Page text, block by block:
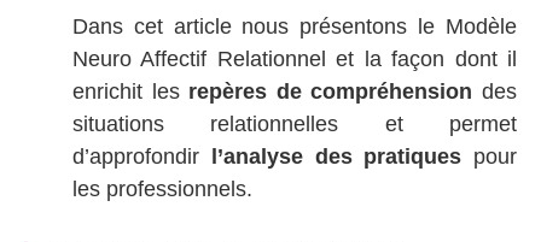
Dans cet article nous présentons le Modèle
Neuro Affectif Relationnel et la façon dont il
enrichit les repères de compréhension des
situations relationnelles et permet
d’approfondir
l’analyse des pratiques pour
les professionnels.